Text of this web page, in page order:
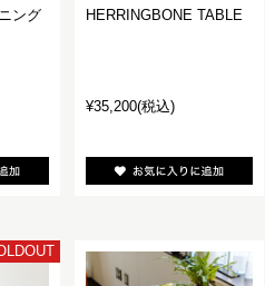
ング
HERRINGBONE TABLE
¥35,200(税込)